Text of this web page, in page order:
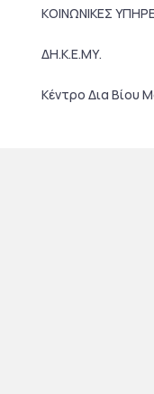
ΚΟΙΝΩΝΙΚΕΣ
ΔΗ.Κ.Ε.ΜΥ.
Κέντρο Δια Βίου